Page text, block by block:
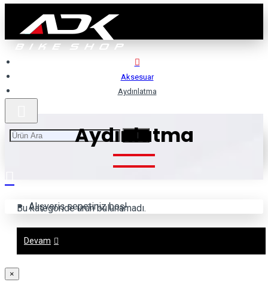
Alışveriş sepetiniz boş!
Aksesuar
Aydınlatma
Aydınlatma
Bu kategoride ürün bulunamadı.
Devam
×